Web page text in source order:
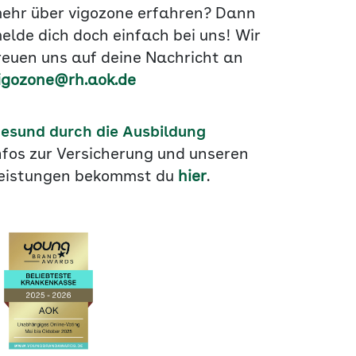
über vigozone erfahren? Dann
dich doch einfach bei uns! Wir
uns auf deine Nachricht an
durch die Ausbildung
zur Versicherung und unseren
bekommst du hier.